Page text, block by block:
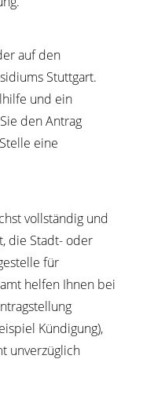
auf den
Stuttgart.
und ein
den Antrag
eine
vollständig und
die Stadt- oder
für
helfen Ihnen bei
Kündigung),
unverzüglich